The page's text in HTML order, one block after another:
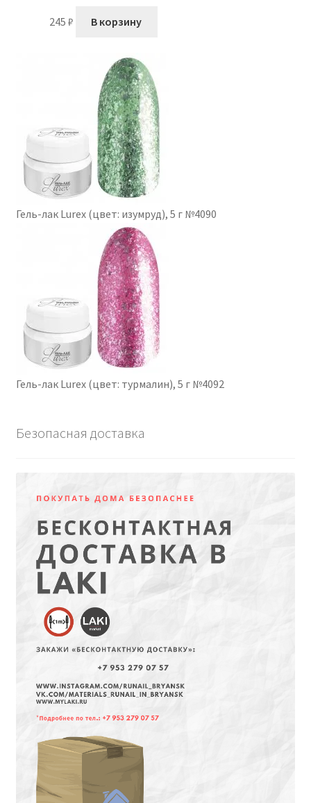
245 ₽ В корзину
Гель-лак Lurex (цвет: изумруд), 5 г №4090
Гель-лак Lurex (цвет: турмалин), 5 г №4092
Безопасная доставка